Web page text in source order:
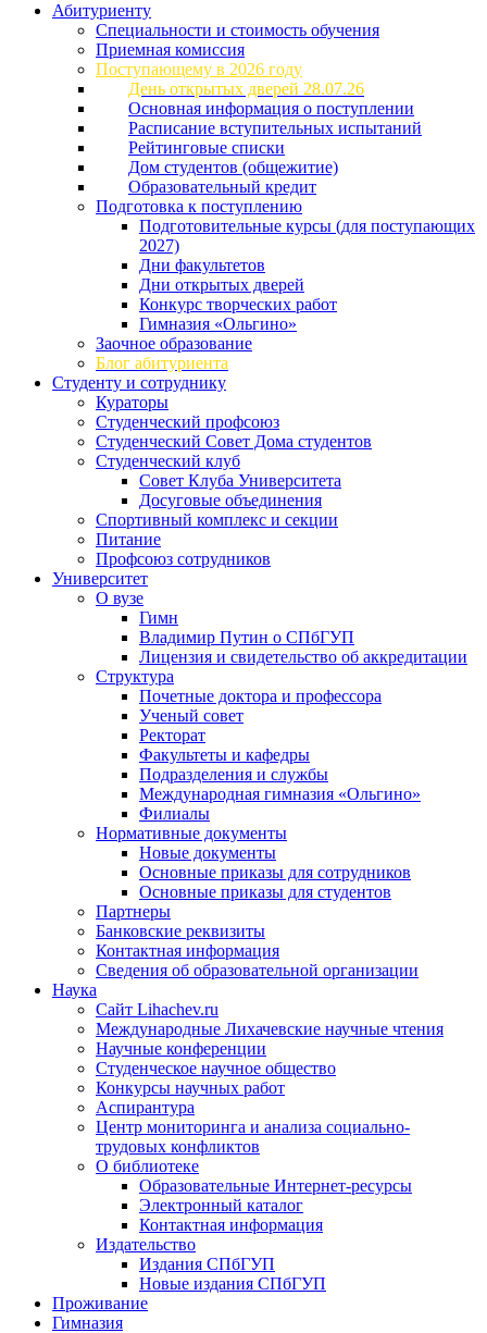
Абитуриенту
Специальности и стоимость обучения
Приемная комиссия
Поступающему в 2026 году
День открытых дверей 28.07.26
Основная информация о поступлении
Расписание вступительных испытаний
Рейтинговые списки
Дом студентов (общежитие)
Образовательный кредит
Подготовка к поступлению
Подготовительные курсы (для поступающих
2027)
Дни факультетов
Дни открытых дверей
Конкурс творческих работ
Гимназия «Ольгино»
Заочное образование
Блог абитуриента
Студенту и сотруднику
Кураторы
Студенческий профсоюз
Студенческий Совет Дома студентов
Студенческий клуб
Совет Клуба Университета
Досуговые объединения
Спортивный комплекс и секции
Питание
Профсоюз сотрудников
Университет
О вузе
Гимн
Владимир Путин о СПбГУП
Лицензия и свидетельство об аккредитации
Структура
Почетные доктора и профессора
Ученый совет
Ректорат
Факультеты и кафедры
Подразделения и службы
Международная гимназия «Ольгино»
Филиалы
Нормативные документы
Новые документы
Основные приказы для сотрудников
Основные приказы для студентов
Партнеры
Банковские реквизиты
Контактная информация
Сведения об образовательной организации
Наука
Сайт Lihachev.ru
Международные Лихачевские научные чтения
Научные конференции
Студенческое научное общество
Конкурсы научных работ
Аспирантура
Центр мониторинга и анализа социально-
трудовых конфликтов
О библиотеке
Образовательные Интернет-ресурсы
Электронный каталог
Контактная информация
Издательство
Издания СПбГУП
Новые издания СПбГУП
Проживание
Гимназия